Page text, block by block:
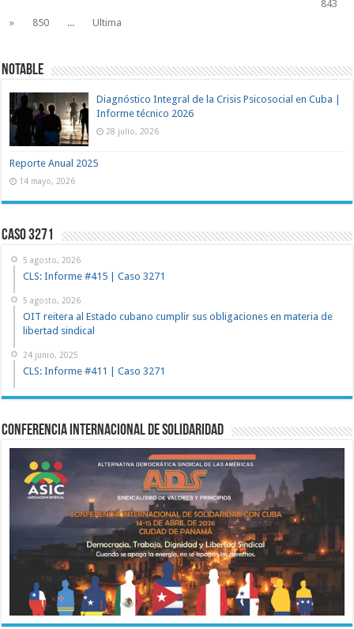
843
»
850 ... Ultima
NOTABLE
Diagnóstico Integral de la Crisis Psicosocial en Cuba |
Informe técnico 2026
28 julio, 2026
Reporte Anual 2025
14 mayo, 2026
Caso 3271
5 agosto, 2026
CLS: Informe #415 | Caso 3271
5 agosto, 2026
OIT reitera al Estado cubano cumplir sus obligaciones en materia de
libertad sindical
24 junio, 2025
CLS: Informe #411 | Caso 3271
Conferencia Internacional de Solidaridad